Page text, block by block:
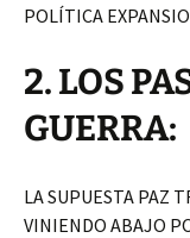
POLÍTICA
2. LOS
GUERRA:
LA SUPUESTA PAZ
VINIENDO ABAJO